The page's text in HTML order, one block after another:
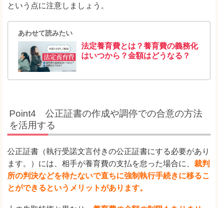
という点に注意しましょう。
あわせて読みたい
法定養育費とは？養育費の義務化
はいつから？金額はどうなる？
Point4 公正証書の作成や調停での合意の方法
を活用する
公正証書（執行受諾文言付きの公正証書にする必要があり
ます。）には、相手が養育費の支払を怠った場合に、 裁判
所の判決などを待たないで直ちに強制執行手続きに移るこ
とができるというメリットがあります。